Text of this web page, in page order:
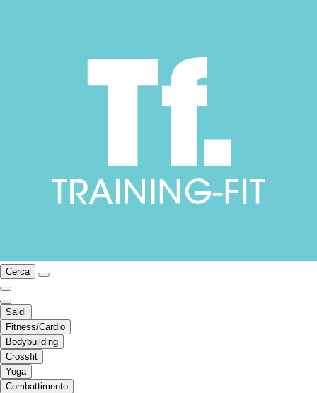
Cerca
Saldi
Fitness/Cardio
Bodybuilding
Crossfit
Yoga
Combattimento